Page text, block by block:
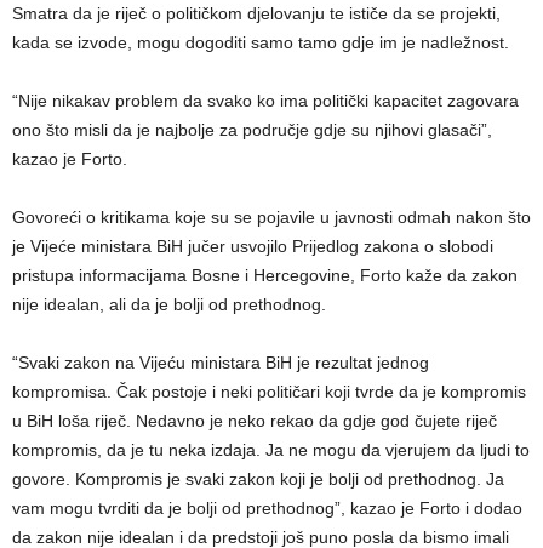
Smatra da je riječ o političkom djelovanju te ističe da se projekti,
kada se izvode, mogu dogoditi samo tamo gdje im je nadležnost.
“Nije nikakav problem da svako ko ima politički kapacitet zagovara
ono što misli da je najbolje za područje gdje su njihovi glasači”,
kazao je Forto.
Govoreći o kritikama koje su se pojavile u javnosti odmah nakon što
je Vijeće ministara BiH jučer usvojilo Prijedlog zakona o slobodi
pristupa informacijama Bosne i Hercegovine, Forto kaže da zakon
nije idealan, ali da je bolji od prethodnog.
“Svaki zakon na Vijeću ministara BiH je rezultat jednog
kompromisa. Čak postoje i neki političari koji tvrde da je kompromis
u BiH loša riječ. Nedavno je neko rekao da gdje god čujete riječ
kompromis, da je tu neka izdaja. Ja ne mogu da vjerujem da ljudi to
govore. Kompromis je svaki zakon koji je bolji od prethodnog. Ja
vam mogu tvrditi da je bolji od prethodnog”, kazao je Forto i dodao
da zakon nije idealan i da predstoji još puno posla da bismo imali